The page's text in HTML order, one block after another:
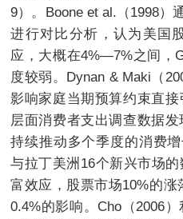
9）。Boone et al.（1998）
进行对比分析，认为美国
应，大概在4%—7%之间，
度较弱。Dynan & Maki（
影响家庭当期预算约束直
层面消费者支出调查数据
持续推动多个季度的消费
与拉丁美洲16个新兴市场
富效应，股票市场10%的
0.4%的影响。Cho（2006